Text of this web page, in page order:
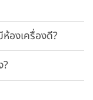
องเครื่องดี?